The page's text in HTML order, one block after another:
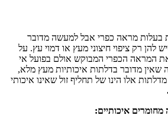
בעלות מראה כפרי אבל למעשה מדובר
להן רק ציפוי חיצוני מעץ או דמוי עץ. על
את המראה הכפרי המבוקש אולם בפועל אי
מדובר בדלתות איכותיות מעץ מלא,
אלו הינו של תחליף זול שאינו איכותי
איכותיים: